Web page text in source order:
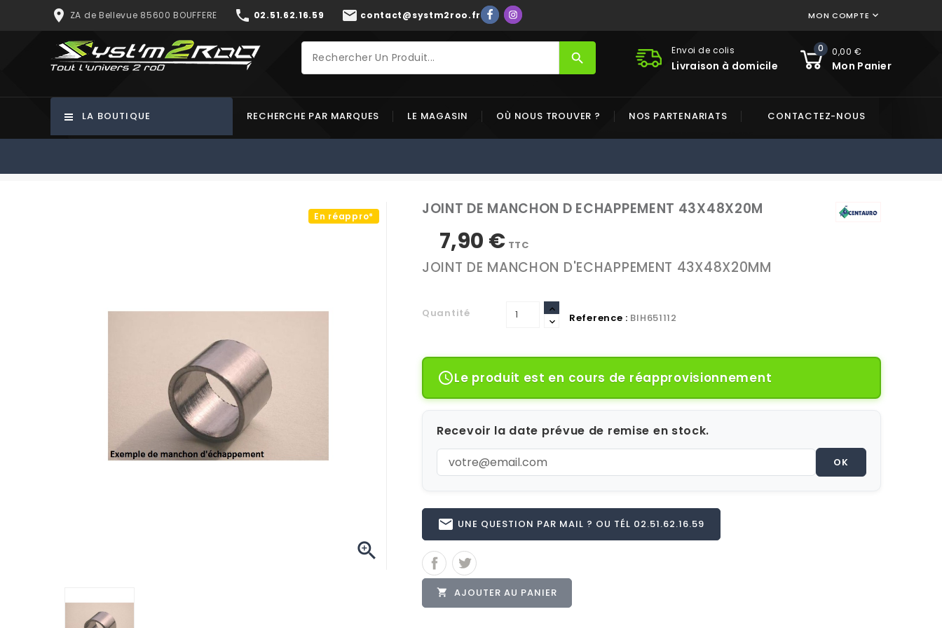
place ZA de Bellevue 85600 BOUFFERE phone 02.51.62.16.59 mail contact@systm2roo.fr MON COMPTE 
0 0,00 €
Mon Panier
Envoi de colis
Livraison à domicile
search
LA BOUTIQUE RECHERCHE PAR MARQUES LE MAGASIN OÙ NOUS TROUVER ? NOS PARTENARIATS CONTACTEZ-NOUS
En réappro*

JOINT DE MANCHON D ECHAPPEMENT 43X48X20M
7,90 € TTC
JOINT DE MANCHON D'ECHAPPEMENT 43X48X20MM
Quantité Reference : BIH651112
Le produit est en cours de réapprovisionnement
Recevoir la date prévue de remise en stock.
OK
email UNE QUESTION PAR MAIL ? OU TÉL 02.51.62.16.59
 AJOUTER AU PANIER